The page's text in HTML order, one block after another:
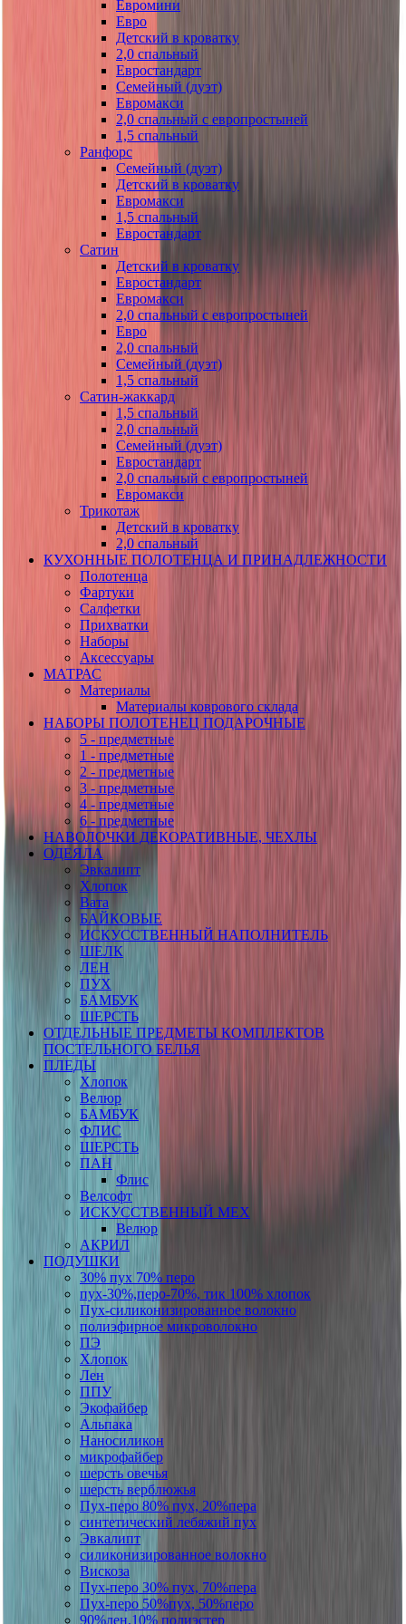
Евромини
Евро
Детский в кроватку
2,0 спальный
Евростандарт
Семейный (дуэт)
Евромакси
2,0 спальный с европростыней
1,5 спальный
Ранфорс
Семейный (дуэт)
Детский в кроватку
Евромакси
1,5 спальный
Евростандарт
Сатин
Детский в кроватку
Евростандарт
Евромакси
2,0 спальный с европростыней
Евро
2,0 спальный
Семейный (дуэт)
1,5 спальный
Сатин-жаккард
1,5 спальный
2,0 спальный
Семейный (дуэт)
Евростандарт
2,0 спальный с европростыней
Евромакси
Трикотаж
Детский в кроватку
2,0 спальный
КУХОННЫЕ ПОЛОТЕНЦА И ПРИНАДЛЕЖНОСТИ
Полотенца
Фартуки
Салфетки
Прихватки
Наборы
Аксессуары
МАТРАС
Материалы
Материалы коврового склада
НАБОРЫ ПОЛОТЕНЕЦ ПОДАРОЧНЫЕ
5 - предметные
1 - предметные
2 - предметные
3 - предметные
4 - предметные
6 - предметные
НАВОЛОЧКИ ДЕКОРАТИВНЫЕ, ЧЕХЛЫ
ОДЕЯЛА
Эвкалипт
Хлопок
Вата
БАЙКОВЫЕ
ИСКУССТВЕННЫЙ НАПОЛНИТЕЛЬ
ШЕЛК
ЛЕН
ПУХ
БАМБУК
ШЕРСТЬ
ОТДЕЛЬНЫЕ ПРЕДМЕТЫ КОМПЛЕКТОВ
ПОСТЕЛЬНОГО БЕЛЬЯ
ПЛЕДЫ
Хлопок
Велюр
БАМБУК
ФЛИС
ШЕРСТЬ
ПАН
Флис
Велсофт
ИСКУССТВЕННЫЙ МЕХ
Велюр
АКРИЛ
ПОДУШКИ
30% пух 70% перо
пух-30%,перо-70%, тик 100% хлопок
Пух-силиконизированное волокно
полиэфирное микроволокно
ПЭ
Хлопок
Лен
ППУ
Экофайбер
Альпака
Наносиликон
микрофайбер
шерсть овечья
шерсть верблюжья
Пух-перо 80% пух, 20%пера
синтетический лебяжий пух
Эвкалипт
силиконизированное волокно
Вискоза
Пух-перо 30% пух, 70%пера
Пух-перо 50%пух, 50%перо
90%лен,10% полиэстер